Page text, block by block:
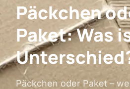
Päckchen
Paket: Was
Päckchen oder Paket –